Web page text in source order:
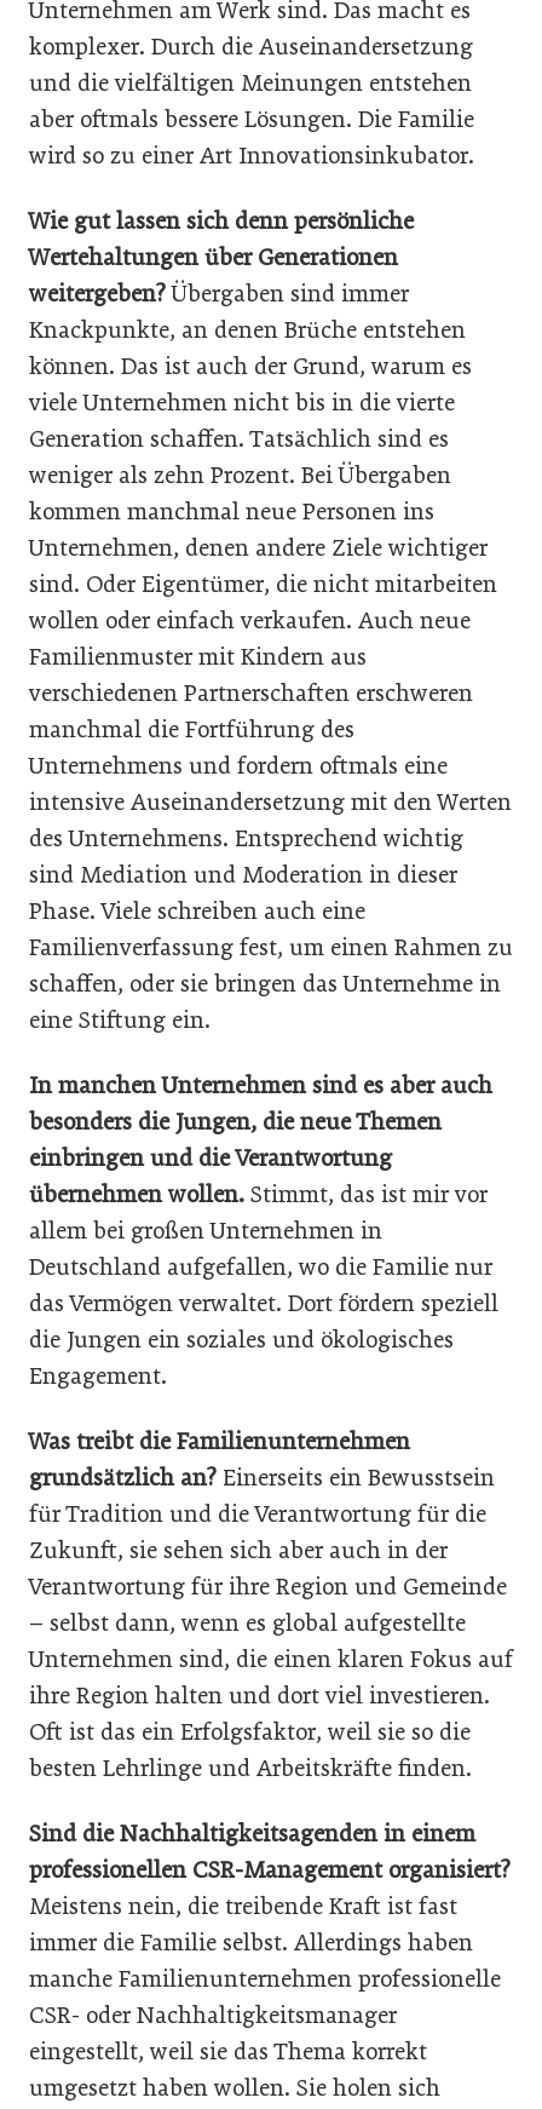
Unternehmen am Werk sind. Das macht es
komplexer. Durch die Auseinandersetzung
und die vielfältigen Meinungen entstehen
aber oftmals bessere Lösungen. Die Familie
wird so zu einer Art Innovationsinkubator.
Wie gut lassen sich denn persönliche
Wertehaltungen über Generationen
weitergeben?Übergaben sind immer
Knackpunkte, an denen Brüche entstehen
können. Das ist auch der Grund, warum es
viele Unternehmen nicht bis in die vierte
Generation schaffen. Tatsächlich sind es
weniger als zehn Prozent. Bei Übergaben
kommen manchmal neue Personen ins
Unternehmen, denen andere Ziele wichtiger
sind. Oder Eigentümer, die nicht mitarbeiten
wollen oder einfach verkaufen. Auch neue
Familienmuster mit Kindern aus
verschiedenen Partnerschaften erschweren
manchmal die Fortführung des
Unternehmens und fordern oftmals eine
intensive Auseinandersetzung mit den Werten
des Unternehmens. Entsprechend wichtig
sind Mediation und Moderation in dieser
Phase. Viele schreiben auch eine
Familienverfassung fest, um einen Rahmen zu
schaffen, oder sie bringen das Unternehme in
eine Stiftung ein.
In manchen Unternehmen sind es aber auch
besonders die Jungen, die neue Themen
einbringen und die Verantwortung
übernehmen wollen. Stimmt, das ist mir vor
allem bei großen Unternehmen in
Deutschland aufgefallen, wo die Familie nur
das Vermögen verwaltet. Dort fördern speziell
die Jungen ein soziales und ökologisches
Engagement.
Was treibt die Familienunternehmen
grundsätzlich an? Einerseits ein Bewusstsein
für Tradition und die Verantwortung für die
Zukunft, sie sehen sich aber auch in der
Verantwortung für ihre Region und Gemeinde
– selbst dann, wenn es global aufgestellte
Unternehmen sind, die einen klaren Fokus auf
ihre Region halten und dort viel investieren.
Oft ist das ein Erfolgsfaktor, weil sie so die
besten Lehrlinge und Arbeitskräfte finden.
Sind die Nachhaltigkeitsagenden in einem
professionellen CSR-Management organisiert?
Meistens nein, die treibende Kraft ist fast
immer die Familie selbst. Allerdings haben
manche Familienunternehmen professionelle
CSR- oder Nachhaltigkeitsmanager
eingestellt, weil sie das Thema korrekt
umgesetzt haben wollen. Sie holen sich